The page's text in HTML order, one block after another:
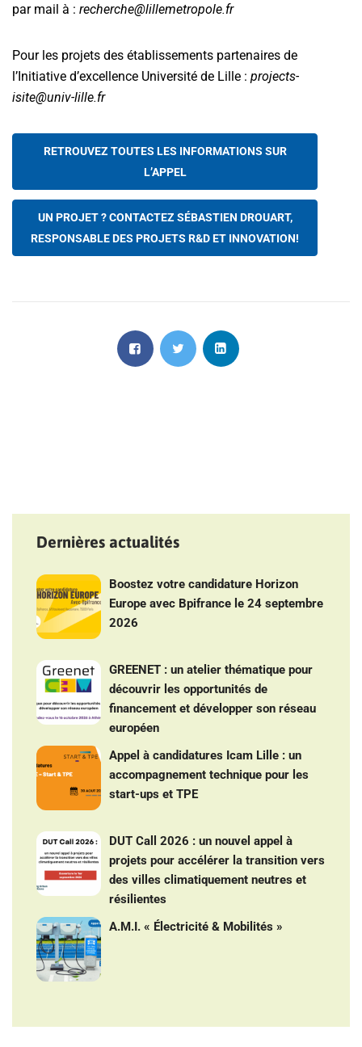
par mail à : recherche@lillemetropole.fr
Pour les projets des établissements partenaires de
l’Initiative d’excellence Université de Lille : projects-
isite@univ-lille.fr
RETROUVEZ TOUTES LES INFORMATIONS SUR
L’APPEL
UN PROJET ? CONTACTEZ SÉBASTIEN DROUART,
RESPONSABLE DES PROJETS R&D ET INNOVATION!
Dernières actualités
Boostez votre candidature Horizon
Europe avec Bpifrance le 24 septembre
2026
GREENET : un atelier thématique pour
découvrir les opportunités de
financement et développer son réseau
européen
Appel à candidatures Icam Lille : un
accompagnement technique pour les
start-ups et TPE
DUT Call 2026 : un nouvel appel à
projets pour accélérer la transition vers
des villes climatiquement neutres et
résilientes
A.M.I. « Électricité & Mobilités »